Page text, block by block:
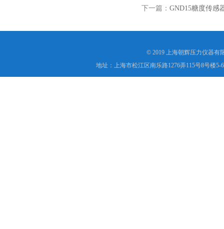
下一篇： GND15糖度传感
© 2019 上海朝辉压力仪器有
地址：上海市松江区南乐路1276弄115号8号楼5-